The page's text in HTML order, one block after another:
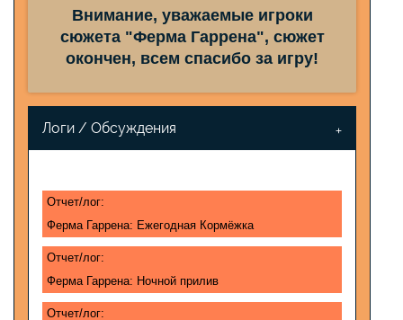
Внимание, уважаемые игроки
сюжета "Ферма Гаррена", сюжет
окончен, всем спасибо за игру!
Логи / Обсуждения
Отчет/лог:
Ферма Гаррена: Ежегодная Кормёжка
Отчет/лог:
Ферма Гаррена: Ночной прилив
Отчет/лог: